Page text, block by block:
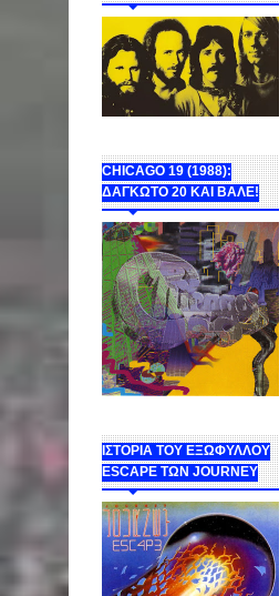
CHICAGO 19 (1988):
ΔΑΓΚΩΤΟ 20 ΚΑΙ ΒΑΛΕ!
ΙΣΤΟΡΙΑ ΤΟΥ ΕΞΩΦΥΛΛΟΥ
ESCAPE ΤΩΝ JOURNEY